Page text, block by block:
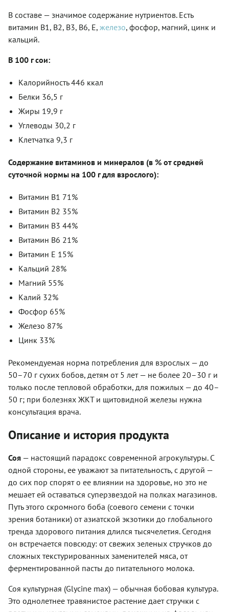
В составе — значимое содержание нутриентов. Есть
витамин В1, В2, В3, В6, Е, железо, фосфор, магний, цинк и
кальций.
В 100 г сои:
Калорийность 446 ккал
Белки 36,5 г
Жиры 19,9 г
Углеводы 30,2 г
Клетчатка 9,3 г
Содержание витаминов и минералов (в % от средней
суточной нормы на 100 г для взрослого):
Витамин B1 71%
Витамин B2 35%
Витамин В3 44%
Витамин B6 21%
Витамин E 15%
Кальций 28%
Магний 55%
Калий 32%
Фосфор 65%
Железо 87%
Цинк 33%
Рекомендуемая норма потребления для взрослых — до
50–70 г сухих бобов, детям от 5 лет — не более 20–30 г и
только после тепловой обработки, для пожилых — до 40–
50 г; при болезнях ЖКТ и щитовидной железы нужна
консультация врача.
Описание и история продукта
Соя — настоящий парадокс современной агрокультуры. С
одной стороны, ее уважают за питательность, с другой —
до сих пор спорят о ее влиянии на здоровье, но это не
мешает ей оставаться суперзвездой на полках магазинов.
Путь этого скромного боба (соевого семени с точки
зрения ботаники) от азиатской экзотики до глобального
тренда здорового питания длился тысячелетия. Сегодня
он встречается повсюду: от свежих зеленых стручков до
сложных текстурированных заменителей мяса, от
ферментированной пасты до питательного молока.
Соя культурная (Glycine max) — обычная бобовая культура.
Это однолетнее травянистое растение дает стручки с